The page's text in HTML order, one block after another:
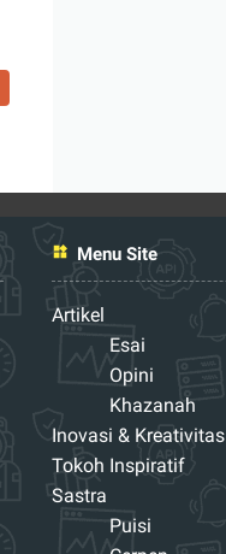
Menu Site
Artikel
Esai
Opini
Khazanah
Inovasi & Kreativitas
Tokoh Inspiratif
Sastra
Puisi